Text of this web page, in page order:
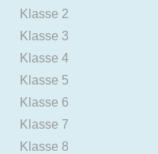
Klasse 2
Klasse 3
Klasse 4
Klasse 5
Klasse 6
Klasse 7
Klasse 8